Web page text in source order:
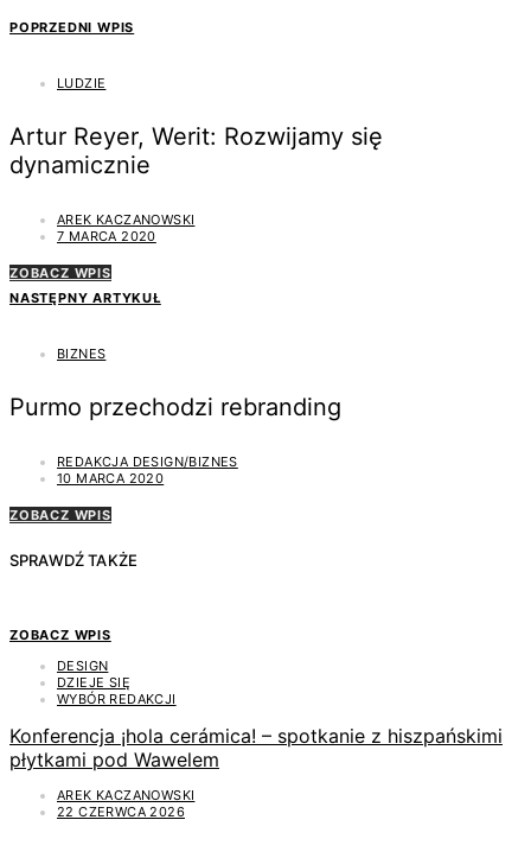
POPRZEDNI WPIS
LUDZIE
Artur Reyer, Werit: Rozwijamy się
dynamicznie
AREK KACZANOWSKI
7 MARCA 2020
ZOBACZ WPIS
NASTĘPNY ARTYKUŁ
BIZNES
Purmo przechodzi rebranding
REDAKCJA DESIGN/BIZNES
10 MARCA 2020
ZOBACZ WPIS
SPRAWDŹ TAKŻE
ZOBACZ WPIS
DESIGN
DZIEJE SIĘ
WYBÓR REDAKCJI
Konferencja ¡hola cerámica! – spotkanie z hiszpańskimi
płytkami pod Wawelem
AREK KACZANOWSKI
22 CZERWCA 2026